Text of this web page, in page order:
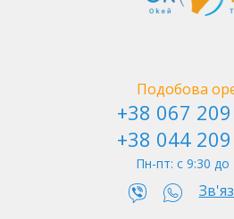
Метро Арсенальна -Подобова
+38 067
+38 044
Пн-пт: c 9:30 до